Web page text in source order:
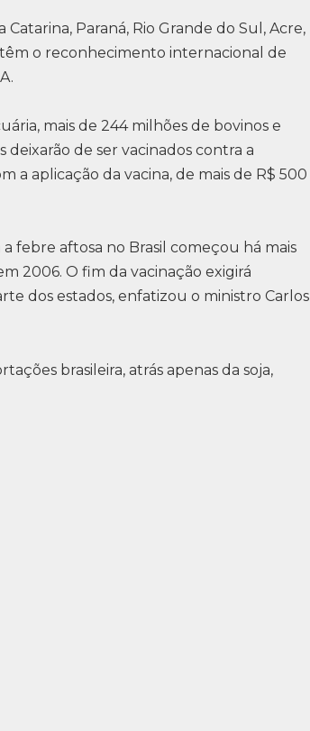
Paraná, Rio Grande do Sul, Acre,
o reconhecimento internacional de
mais de 244 milhões de bovinos e
de ser vacinados contra a
aplicação da vacina, de mais de R$ 500
febre aftosa no Brasil começou há mais
2006. O fim da vacinação exigirá
dos estados, enfatizou o ministro Carlos
brasileira, atrás apenas da soja,